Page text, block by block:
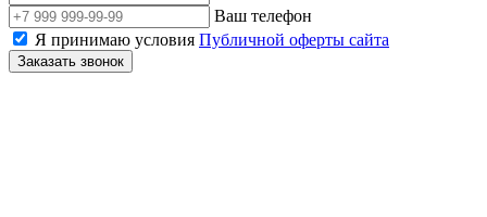
Ваш телефон
Я принимаю условия Публичной оферты сайта
Заказать звонок